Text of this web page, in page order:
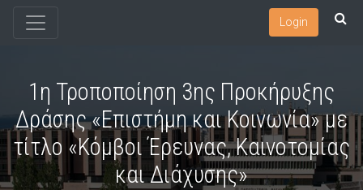
Login
1η Τροποποίηση 3ης Προκήρυξης
Δράσης «Επιστήμη και Κοινωνία» με
τίτλο «Κόμβοι Έρευνας, Καινοτομίας
και Διάχυσης»